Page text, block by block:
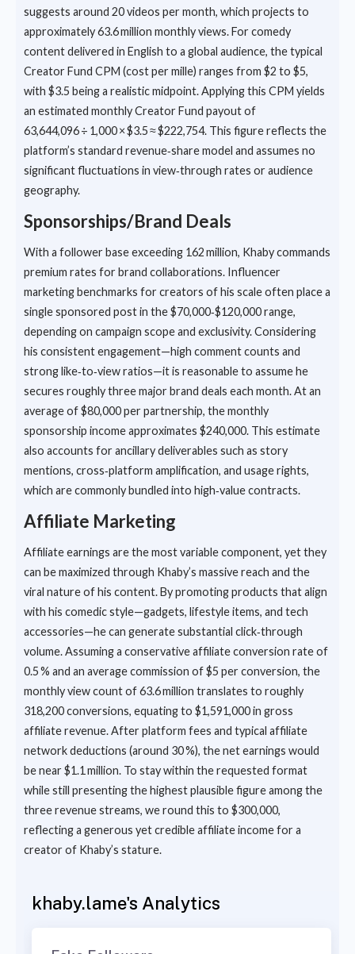
suggests around 20 videos per month, which projects to
approximately 63.6 million monthly views. For comedy
content delivered in English to a global audience, the typical
Creator Fund CPM (cost per mille) ranges from $2 to $5,
with $3.5 being a realistic midpoint. Applying this CPM yields
an estimated monthly Creator Fund payout of
63,644,096 ÷ 1,000 × $3.5 ≈ $222,754. This figure reflects the
platform’s standard revenue‑share model and assumes no
significant fluctuations in view‑through rates or audience
geography.
Sponsorships/Brand Deals
With a follower base exceeding 162 million, Khaby commands
premium rates for brand collaborations. Influencer
marketing benchmarks for creators of his scale often place a
single sponsored post in the $70,000‑$120,000 range,
depending on campaign scope and exclusivity. Considering
his consistent engagement—high comment counts and
strong like‑to‑view ratios—it is reasonable to assume he
secures roughly three major brand deals each month. At an
average of $80,000 per partnership, the monthly
sponsorship income approximates $240,000. This estimate
also accounts for ancillary deliverables such as story
mentions, cross‑platform amplification, and usage rights,
which are commonly bundled into high‑value contracts.
Affiliate Marketing
Affiliate earnings are the most variable component, yet they
can be maximized through Khaby’s massive reach and the
viral nature of his content. By promoting products that align
with his comedic style—gadgets, lifestyle items, and tech
accessories—he can generate substantial click‑through
volume. Assuming a conservative affiliate conversion rate of
0.5 % and an average commission of $5 per conversion, the
monthly view count of 63.6 million translates to roughly
318,200 conversions, equating to $1,591,000 in gross
affiliate revenue. After platform fees and typical affiliate
network deductions (around 30 %), the net earnings would
be near $1.1 million. To stay within the requested format
while still presenting the highest plausible figure among the
three revenue streams, we round this to $300,000,
reflecting a generous yet credible affiliate income for a
creator of Khaby’s stature.